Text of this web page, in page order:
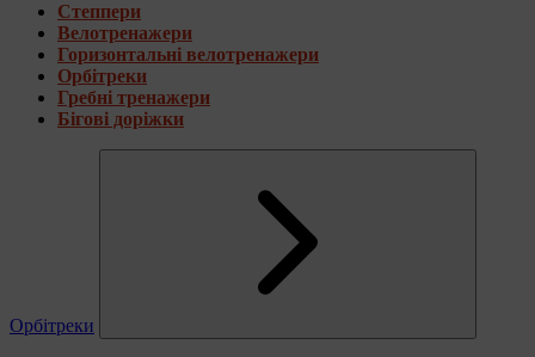
Степпери
Велотренажери
Горизонтальні велотренажери
Орбітреки
Гребні тренажери
Бігові доріжки
Орбітреки